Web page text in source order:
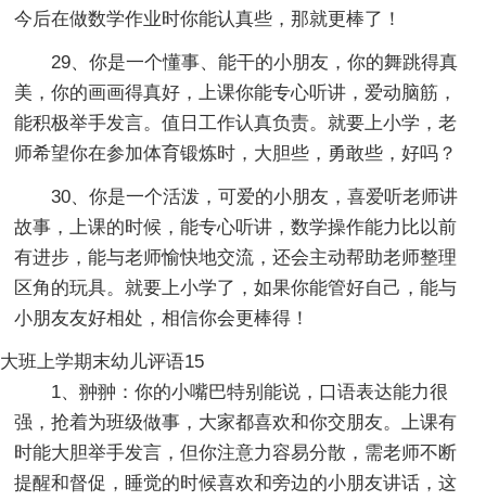
今后在做数学作业时你能认真些，那就更棒了！
29、你是一个懂事、能干的小朋友，你的舞跳得真
美，你的画画得真好，上课你能专心听讲，爱动脑筋，
能积极举手发言。值日工作认真负责。就要上小学，老
师希望你在参加体育锻炼时，大胆些，勇敢些，好吗？
30、你是一个活泼，可爱的小朋友，喜爱听老师讲
故事，上课的时候，能专心听讲，数学操作能力比以前
有进步，能与老师愉快地交流，还会主动帮助老师整理
区角的玩具。就要上小学了，如果你能管好自己，能与
小朋友友好相处，相信你会更棒得！
大班上学期末幼儿评语15
1、翀翀：你的小嘴巴特别能说，口语表达能力很
强，抢着为班级做事，大家都喜欢和你交朋友。上课有
时能大胆举手发言，但你注意力容易分散，需老师不断
提醒和督促，睡觉的时候喜欢和旁边的小朋友讲话，这